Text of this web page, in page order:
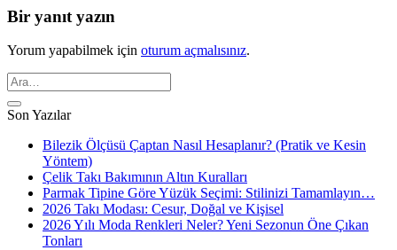
Bir yanıt yazın
Yorum yapabilmek için oturum açmalısınız.
Son Yazılar
Bilezik Ölçüsü Çaptan Nasıl Hesaplanır? (Pratik ve Kesin
Yöntem)
Çelik Takı Bakımının Altın Kuralları
Parmak Tipine Göre Yüzük Seçimi: Stilinizi Tamamlayın…
2026 Takı Modası: Cesur, Doğal ve Kişisel
2026 Yılı Moda Renkleri Neler? Yeni Sezonun Öne Çıkan
Tonları